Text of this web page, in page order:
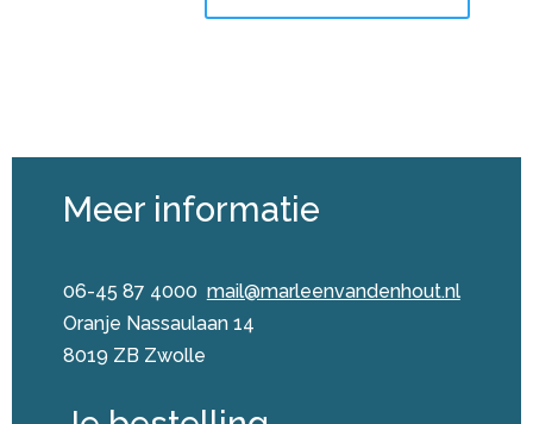
Meer informatie
06-45 87 4000 mail@marleenvandenhout.nl
Oranje Nassaulaan 14
8019 ZB Zwolle